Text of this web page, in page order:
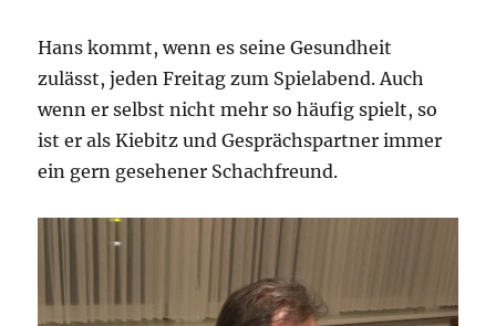
Hans kommt, wenn es seine Gesundheit
zulässt, jeden Freitag zum Spielabend. Auch
wenn er selbst nicht mehr so häufig spielt, so
ist er als Kiebitz und Gesprächspartner immer
ein gern gesehener Schachfreund.